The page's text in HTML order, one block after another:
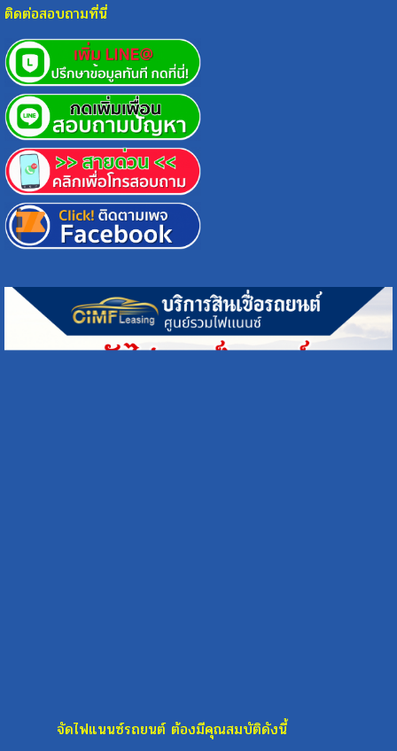
ติดต่อสอบถามที่นี่
จัดไฟแนนซ์รถยนต์ ต้องมีคุณสมบัติดังนี้